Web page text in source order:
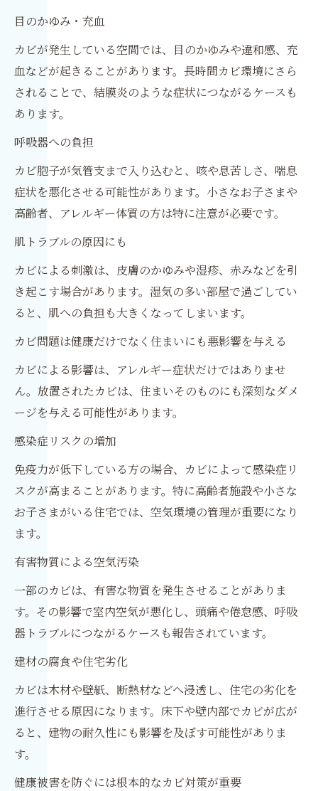
目のかゆみ・充血
カビが発生している空間では、目のかゆみや違和感、充
血などが起きることがあります。長時間カビ環境にさら
されることで、結膜炎のような症状につながるケースも
あります。
呼吸器への負担
カビ胞子が気管支まで入り込むと、咳や息苦しさ、喘息
症状を悪化させる可能性があります。小さなお子さまや
高齢者、アレルギー体質の方は特に注意が必要です。
肌トラブルの原因にも
カビによる刺激は、皮膚のかゆみや湿疹、赤みなどを引
き起こす場合があります。湿気の多い部屋で過ごしてい
ると、肌への負担も大きくなってしまいます。
カビ問題は健康だけでなく住まいにも悪影響を与える
カビによる影響は、アレルギー症状だけではありませ
ん。放置されたカビは、住まいそのものにも深刻なダメ
ージを与える可能性があります。
感染症リスクの増加
免疫力が低下している方の場合、カビによって感染症リ
スクが高まることがあります。特に高齢者施設や小さな
お子さまがいる住宅では、空気環境の管理が重要になり
ます。
有害物質による空気汚染
一部のカビは、有害な物質を発生させることがありま
す。その影響で室内空気が悪化し、頭痛や倦怠感、呼吸
器トラブルにつながるケースも報告されています。
建材の腐食や住宅劣化
カビは木材や壁紙、断熱材などへ浸透し、住宅の劣化を
進行させる原因になります。床下や壁内部でカビが広が
ると、建物の耐久性にも影響を及ぼす可能性がありま
す。
健康被害を防ぐには根本的なカビ対策が重要